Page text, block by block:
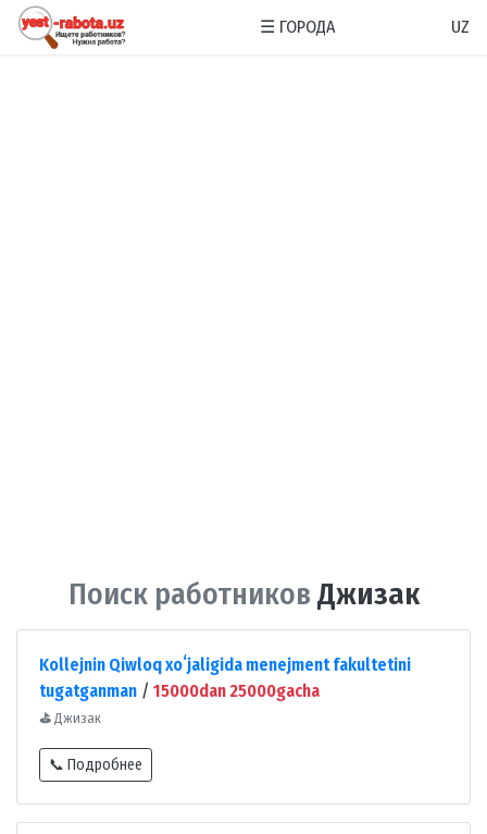
☰ ГОРОДА UZ
Поиск работников Джизак
Kollejnin Qiwloq xoʻjaligida menejment fakultetini
tugatganman / 15000dan 25000gacha
⛳ Джизак
📞 Подробнее